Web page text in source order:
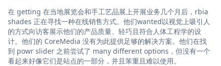
在 getting 在当地展览会和手工艺品展上开展业务几个月后，rbia
shades 正在寻找一种在线销售方式。他们wanted以视觉上吸引人
的方式向访客展示他们的产品质量、轻巧且符合人体工程学的设
计。他们的 CoreMedia 没有为此提供足够的解决方案。他们在找
到 powr slider 之前尝试了 many different options，但没有一个
看起来好像它们是站点的一部分，并且笨重且难以使用。